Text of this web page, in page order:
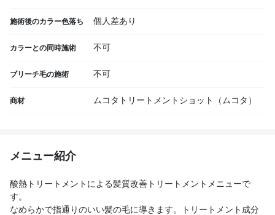
施術後のカラー色落ち 個人差あり
カラーとの同時施術 不可
ブリーチ毛の施術 不可
商材 ムコタトリートメントショット（ムコタ）
メニュー紹介
酸熱トリートメントによる髪質改善トリートメントメニューで
す。
なめらかで指通りのいい髪の毛に導きます。トリートメント成分